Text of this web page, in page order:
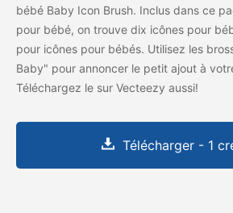
bébé Baby Icon Brush. Inclus dans ce
pour bébé, on trouve dix icônes pour
pour icônes pour bébés. Utilisez les
Baby" pour annoncer le petit ajout à
Téléchargez le sur Vecteezy aussi!
Télécharger - 1